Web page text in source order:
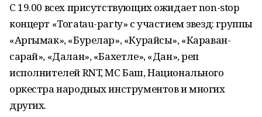
С 19.00 всех присутствующих ожидает non-stop
концерт «Toratau-party» с участием звезд: группы
«Аргымак», «Бурелар», «Курайсы», «Караван-
сарай», «Далан», «Бахетле», «Дан», реп
исполнителей RNT, МС Баш, Национального
оркестра народных инструментов и многих
других.